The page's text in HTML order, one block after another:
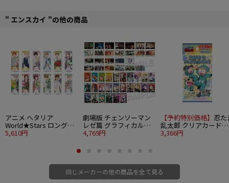
" エンスカイ "の他の商品
アニメ ヘタリア
World★Stars ロングカ
ンバッジコレクション
5,610円
劇場版 チェンソーマン
レゼ篇 グラフィカルカ
ードコレクション 17個
4,769円
【予約特別価格】 忍た
乱太郎 クリアカードコ
レクションガム3 18個
3,366円
同じメーカーの他の商品を全て見る